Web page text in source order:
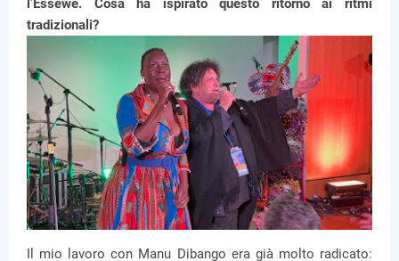
tradizionali?
Il mio lavoro con Manu Dibango era già molto radicato: